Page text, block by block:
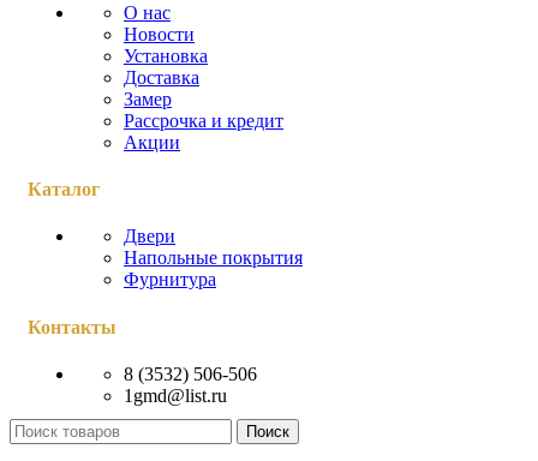
О нас
Новости
Установка
Доставка
Замер
Рассрочка и кредит
Акции
Каталог
Двери
Напольные покрытия
Фурнитура
Контакты
8 (3532) 506-506
1gmd@list.ru
Поиск